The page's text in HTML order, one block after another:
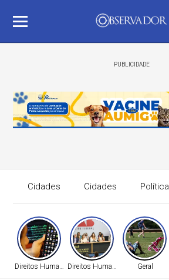
PUBLICIDADE
Cidades Cidades Política
Direitos HumanosDireitos Humanos Geral